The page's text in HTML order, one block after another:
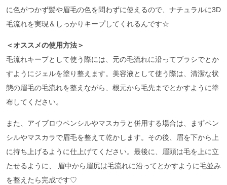
に色がつかず髪や眉毛の色を問わずに使えるので、ナチュラルに3D
毛流れを実現＆しっかりキープしてくれるんです☆
＜オススメの使用方法＞
毛流れキープとして使う際には、元の毛流れに沿ってブラシでとか
すようにジェルを塗り整えます。美容液として使う際は、清潔な状
態の眉毛の毛流れを整えながら、根元から毛先までとかすように塗
布してください。
また、アイブロウペンシルやマスカラと併用する場合は、まずペン
シルやマスカラで眉毛を整えて乾かします。その後、眉を下から上
に持ち上げるように仕上げてください。最後に、眉頭は毛を上に立
たせるように、 眉中から眉尻は毛流れに沿ってとかすように毛並み
を整えたら完成です♡